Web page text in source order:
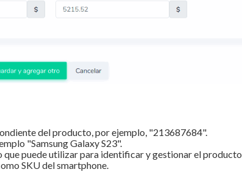
del producto, por ejemplo, "213687684".
"Samsung Galaxy S23".
que puede utilizar para identificar y gestionar el producto
SKU del smartphone.